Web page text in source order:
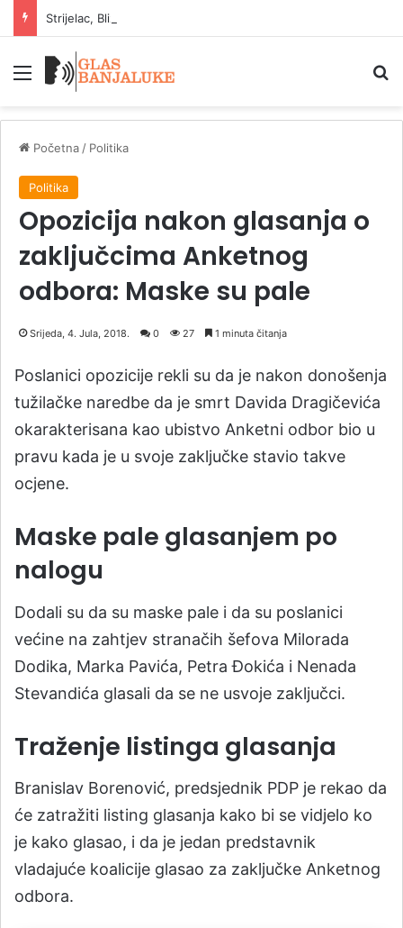
Strijelac, Blizanci i Lav: znakovi koji uživaju u ljetu
Meni
Početna / Politika
Politika
Opozicija nakon glasanja o
zaključcima Anketnog
odbora: Maske su pale
Srijeda, 4. Jula, 2018. 0 27 1 minuta čitanja
Poslanici opozicije rekli su da je nakon donošenja
tužilačke naredbe da je smrt Davida Dragičevića
okarakterisana kao ubistvo Anketni odbor bio u
pravu kada je u svoje zaključke stavio takve
ocjene.
Maske pale glasanjem po
nalogu
Dodali su da su maske pale i da su poslanici
većine na zahtjev stranačih šefova Milorada
Dodika, Marka Pavića, Petra Đokića i Nenada
Stevandića glasali da se ne usvoje zaključci.
Traženje listinga glasanja
Branislav Borenović, predsjednik PDP je rekao da
će zatražiti listing glasanja kako bi se vidjelo ko
je kako glasao, i da je jedan predstavnik
vladajuće koalicije glasao za zaključke Anketnog
odbora.